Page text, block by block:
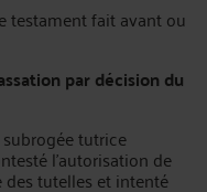
testament fait avant ou
par décision du
tutrice
l'autorisation de
tutelles et intenté